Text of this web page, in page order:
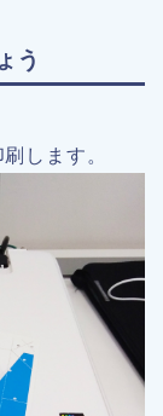
う
します。